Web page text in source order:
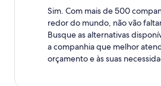
Sim. Com mais de 500
redor do mundo, não vão
Busque as alternativas
a companhia que melhor
orçamento e às suas